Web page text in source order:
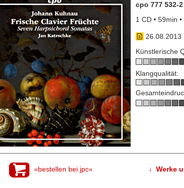
cpo 777 532-2
1 CD • 59min
26.08.2013
Künstlerische
Klangqualität:
»bestellen bei jpc« ↓ Werke